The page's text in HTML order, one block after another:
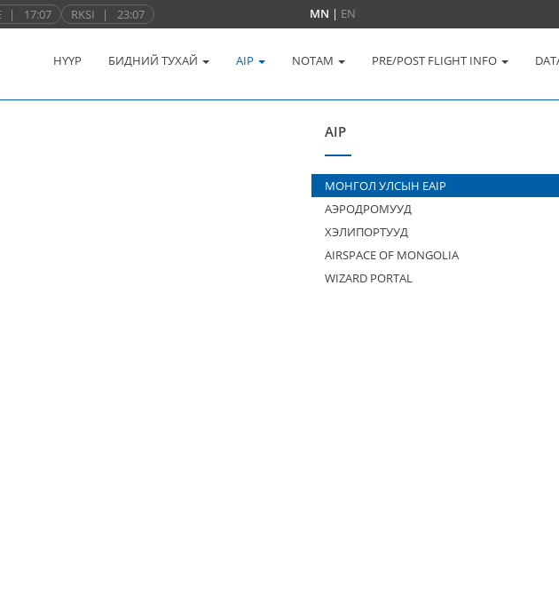
| 17:07 RKSI | 23:07 MN | EN
НҮҮР БИДНИЙ ТУХАЙ AIP NOTAM PRE/POST FLIGHT INFO
AIP
МОНГОЛ УЛСЫН EAIP
АЭРОДРОМУУД
ХЭЛИПОРТУУД
AIRSPACE OF MONGOLIA
WIZARD PORTAL